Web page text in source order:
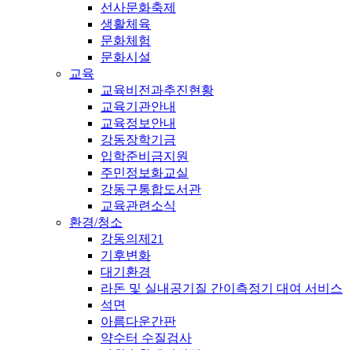
선사문화축제
생활체육
문화체험
문화시설
교육
교육비전과추진현황
교육기관안내
교육정보안내
강동장학기금
입학준비금지원
주민정보화교실
강동구통합도서관
교육관련소식
환경/청소
강동의제21
기후변화
대기환경
라돈 및 실내공기질 간이측정기 대여 서비스
석면
아름다운간판
약수터 수질검사